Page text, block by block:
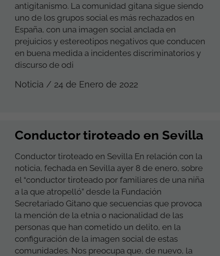
antigitanismo. La comunidad gitana sigue siendo
uno de los grupos social es más rechazados en
España, con una imagen social anclada en
prejuicios y estereotipos negativos que conducen
en buena medida a incidentes discriminatorios y
discurso de odi
Noticia / 24 de Enero de 2022
Conductor tiroteado en Sevilla
Conductor tiroteado en Sevilla En relación con la
noticia, fechada en Sevilla ayer 8 de enero, sobre
el “conductor tiroteado por familiares de una niña
a la que atropelló” desde la Fundación
Secretariado Gitano que secuencias que provoca
la mención de la etnia o nacionalidad de las
personas que han cometido un delito, en la
configuración de la imagen social de estas
comunidades. Nos preocupa que, de nuevo, la